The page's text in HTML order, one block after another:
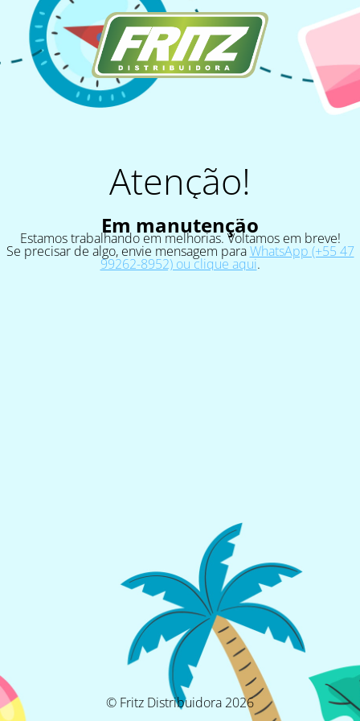
Atenção!
Em manutenção
Estamos trabalhando em melhorias. Voltamos em breve!
Se precisar de algo, envie mensagem paraWhatsApp (+55 47
99262-8952) ou clique aqui.
© Fritz Distribuidora 2026